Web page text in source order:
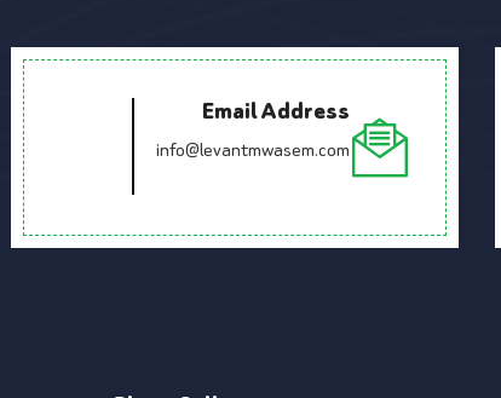
Email Address
info@levantmwasem.com